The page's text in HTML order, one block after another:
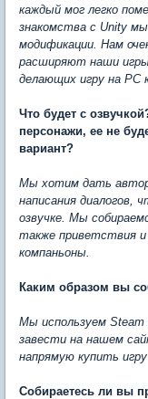
каждый мог легко
знакомства с Unity
модификации. Нам
расширяют наши
делающих игру на РС
Что будет с
персонажи, ее не
вариант?
Мы хотим дать
написания диалогов,
озвучке. Мы
также приветствия
компаньоны.
Каким образом вы
Мы используем
завести на нашем
напрямую купить
Собираетесь ли вы